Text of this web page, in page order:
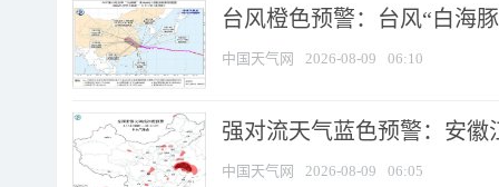
台风橙色预警：台风“白海
中国天气网 2026-08-09 06:10
强对流天气蓝色预警：安徽
中国天气网 2026-08-09 06:05